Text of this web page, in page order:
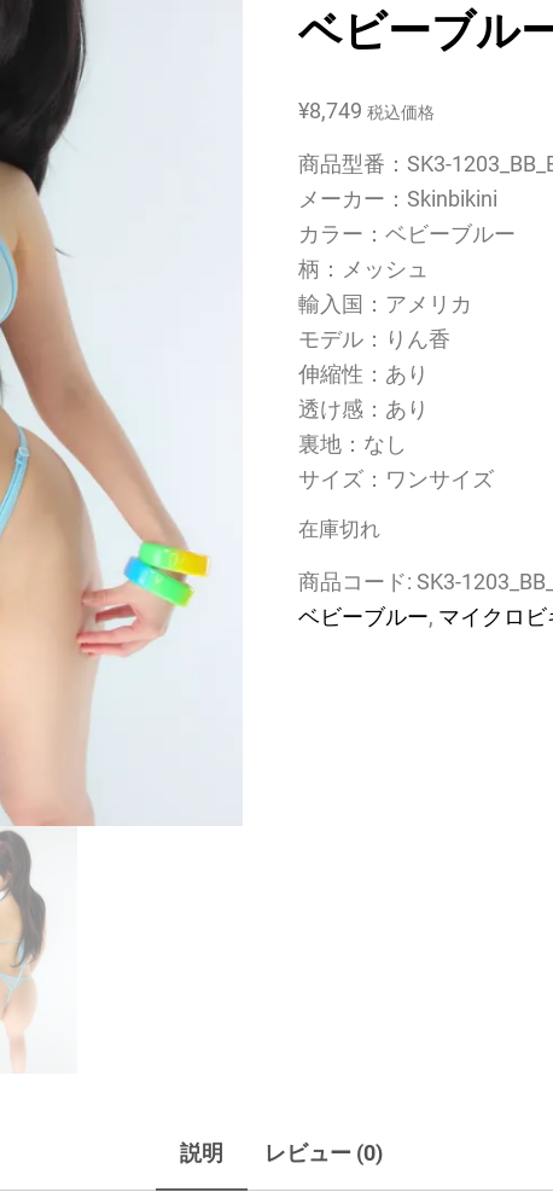
ベビーブル
¥8,749 税込価格
商品型番：SK3-
メーカー：Skinbikini
カラー：ベビーブルー
柄：メッシュ
輸入国：アメリカ
モデル：りん香
伸縮性：あり
透け感：あり
裏地：なし
サイズ：ワンサイズ
在庫切れ
商品コード: SK3-
ベビーブルー, マイクロビ
説明 レビュー (0)